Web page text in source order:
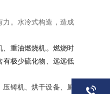
力。水冷式构造，造成
重油燃烧机。 燃烧时
有极少硫化物、远远低
铸机、烘干设备、厨